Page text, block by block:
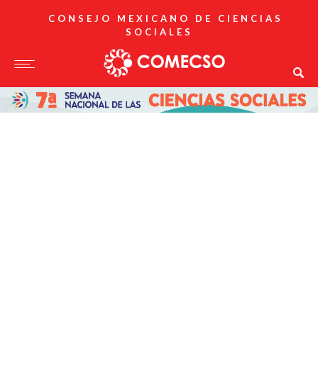
CONSEJO MEXICANO DE CIENCIAS
SOCIALES